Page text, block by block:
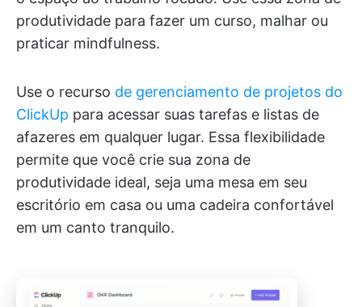
produtividade para fazer um curso, malhar ou
praticar mindfulness.
Use o recurso de gerenciamento de projetos do
ClickUp para acessar suas tarefas e listas de
afazeres em qualquer lugar. Essa flexibilidade
permite que você crie sua zona de
produtividade ideal, seja uma mesa em seu
escritório em casa ou uma cadeira confortável
em um canto tranquilo.